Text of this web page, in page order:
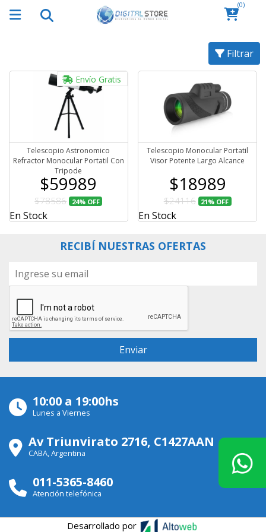
(0)
Filtrar
Telescopio Astronomico
Refractor Monocular Portatil Con
Tripode
Envío Gratis
$59989
$78586 24% OFF
En Stock
Telescopio Monocular Portatil
Visor Potente Largo Alcance
$18989
$24116 21% OFF
En Stock
RECIBÍ NUESTRAS OFERTAS
10:00 a 19:00hs
Lunes a Viernes
Av Triunvirato 2716, C1427AAN
CABA, Argentina
011-5365-8460
Atención telefónica
Desarrollado por